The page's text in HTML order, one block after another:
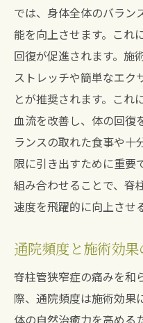
では、身体全体のバラン
能を向上させます。これ
回復が促進されます。施
ストレッチや簡単なエク
とが推奨されます。これ
血流を改善し、体の回復
ランスの取れた食事や十
限に引き出すために重要
組み合わせることで、脊
速度を飛躍的に向上させ
通院頻度と施術効
脊柱管狭窄症の痛みを和
際、通院頻度は施術効果
体の自然治癒力を高める